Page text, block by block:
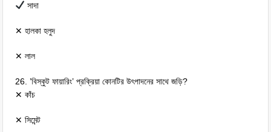
সাদা
✕ হালকা হলুদ
✕ লাল
26. ’বিস্কুট ফায়ারিং’ প্রক্রিয়া কোনটির উৎপাদনের সাথে জড়ি?
✕ কাঁচ
✕ সিমেন্ট